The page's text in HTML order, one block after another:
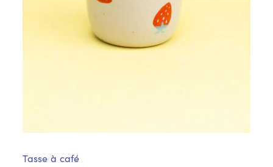
Tasse à café